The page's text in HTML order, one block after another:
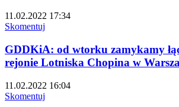
11.02.2022 17:34
Skomentuj
GDDKiA: od wtorku zamykamy
rejonie Lotniska Chopina w
11.02.2022 16:04
Skomentuj